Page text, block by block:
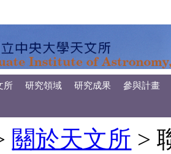
所 研究領域 研究成果 參與計畫
關於天文所 >